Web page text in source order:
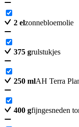
2 elzonnebloemolie
375 grulstukjes
250 mlAH Terra
400 gfijngesneden